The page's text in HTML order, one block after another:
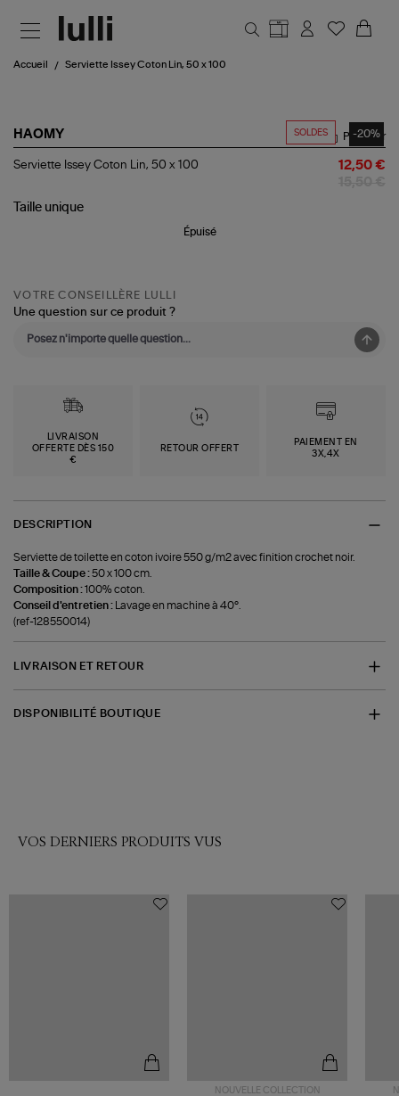
Accueil Serviette Issey Coton Lin, 50 x 100
SOLDES -20%
HAOMY
Serviette
Lin,
Partager
Serviette Issey Coton Lin, 50 x 100 12,50 €
Taille unique
Épuisé
VOTRE CONSEILLÈRE LULLI
Une question sur ce produit ?
LIVRAISON
OFFERTE DÈS 150
€
RETOUR OFFERT
PAIEMENT EN
3X,4X
DESCRIPTION
Serviette de toilette en coton ivoire 550 g/m2 avec finition crochet noir.
Taille & Coupe :50 x 100 cm.
Composition :100% coton.
Conseil d'entretien :
Lavage en machine à 40°.
(ref-128550014)
LIVRAISON ET RETOUR
DISPONIBILITÉ BOUTIQUE
VOS DERNIERS PRODUITS VUS
NOUVELLE COLLECTION